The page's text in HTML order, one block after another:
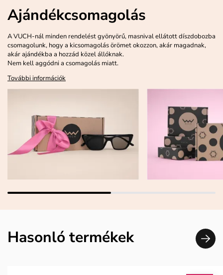
Ajándékcsomagolás
A VUCH-nál minden rendelést gyönyörű, masnival ellátott díszdobozba
csomagolunk, hogy a kicsomagolás örömet okozzon, akár magadnak,
akár ajándékba a hozzád közel állóknak.
Nem kell aggódni a csomagolás miatt.
További információk
Hasonló termékek